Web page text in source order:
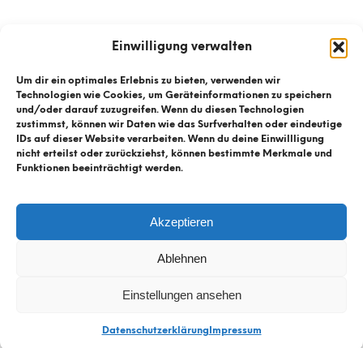
Einwilligung verwalten
Um dir ein optimales Erlebnis zu bieten, verwenden wir
Technologien wie Cookies, um Geräteinformationen zu speichern
und/oder darauf zuzugreifen. Wenn du diesen Technologien
zustimmst, können wir Daten wie das Surfverhalten oder eindeutige
IDs auf dieser Website verarbeiten. Wenn du deine Einwillligung
nicht erteilst oder zurückziehst, können bestimmte Merkmale und
Funktionen beeinträchtigt werden.
Akzeptieren
Ablehnen
Einstellungen ansehen
DatenschutzerklärungImpressum
© Kühnis Radhaus